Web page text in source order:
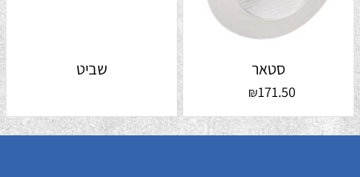
סטאר
₪171.50
שביט